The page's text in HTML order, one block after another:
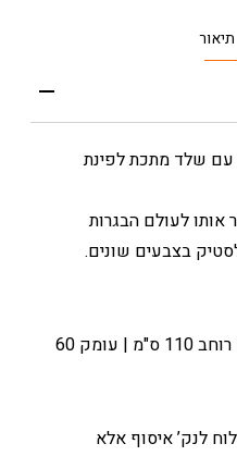
תיאור
עם שלד מתכת לפינת
אותו לעולם הבגרות
גובה משטח עבודה 55 ס"מ | רוחב 110 ס"מ | עומק 60
לנק’ איסוף אלא